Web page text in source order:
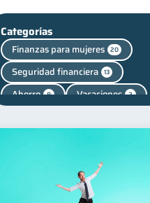
Categorías
Finanzas para mujeres 20
Seguridad financiera 13
Ahorro 8 Vacaciones 2
44
Manejo de deudas